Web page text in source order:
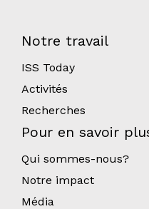
Notre travail
ISS Today
Activités
Recherches
Pour en savoir
Qui sommes-nous?
Notre impact
Média